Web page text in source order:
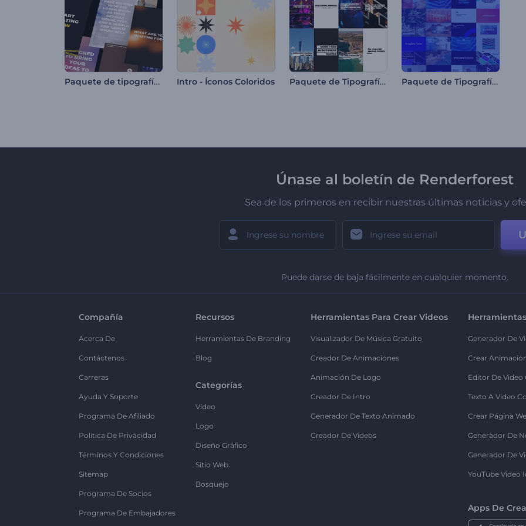
Paquete de tipografía dinámica Intro - Íconos Coloridos Paquete de Tipografía Minimalista Paquete de Tipografía Moderna
Únase al boletín de Renderforest
Sea de los primeros en recibir nuestras últimas noticias y
Puede darse de baja fácilmente en cualquier momento.
Compañía
Acerca De
Contáctenos
Carreras
Ayuda Y Soporte
Programa De Afiliado
Política De Privacidad
Términos Y Condiciones
Sitemap
Programa De Socios
Programa De Embajadores
Recursos
Herramientas De Branding
Blog
Categorías
Vídeo
Logo
Diseño Gráfico
Sitio Web
Bosquejo
Herramientas Para Crear Videos
Visualizador De Música Gratuito
Creador De Animaciones
Animación De Logo
Creador De Intro
Generador De Texto Animado
Creador De Videos
Generador De
Crear
Editor De Video
Texto A Video
Crear Página
Generador De
Generador De
YouTube Video
Apps De